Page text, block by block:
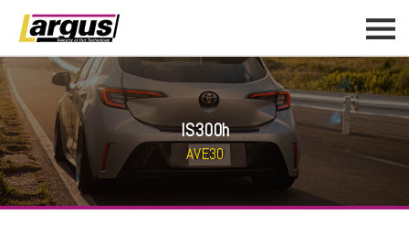
IS300h
AVE30